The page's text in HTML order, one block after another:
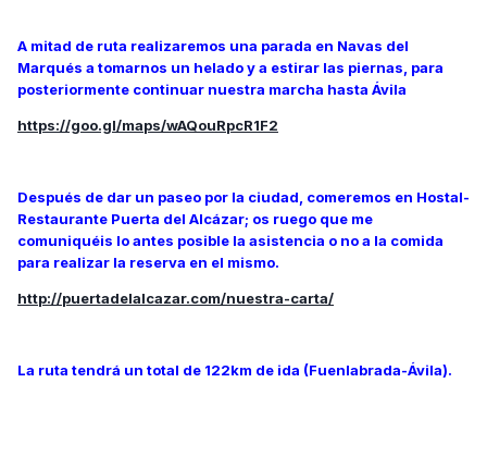
A mitad de ruta realizaremos una parada en Navas del
Marqués a tomarnos un helado y a estirar las piernas, para
posteriormente continuar nuestra marcha hasta Ávila
https://goo.gl/maps/wAQouRpcR1F2
Después de dar un paseo por la ciudad, comeremos en Hostal-
Restaurante Puerta del Alcázar; os ruego que me
comuniquéis lo antes posible la asistencia o no a la comida
para realizar la reserva en el mismo.
http://puertadelalcazar.com/nuestra-carta/
La ruta tendrá un total de 122km de ida (Fuenlabrada-Ávila).